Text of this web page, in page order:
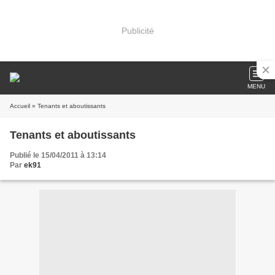
Publicité
MENU
Accueil » Tenants et aboutissants
Tenants et aboutissants
Publié le 15/04/2011 à 13:14
Par ek91